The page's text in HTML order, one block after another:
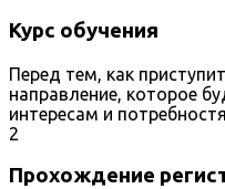
Курс обучения
Перед тем, как
направление, которое
интересам и
2
Прохождение